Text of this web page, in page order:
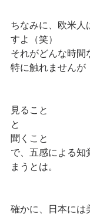
ちなみに、欧米人
すよ（笑）
それがどんな時間
特に触れませんが
見ること
と
聞くこと
で、五感による知
まうとは。
確かに、日本には